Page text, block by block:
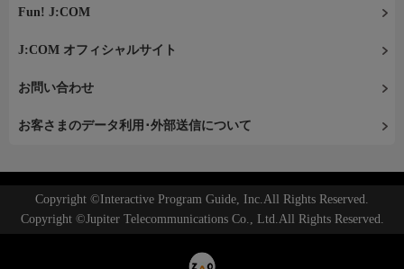
Fun! J:COM
J:COM オフィシャルサイト
お問い合わせ
お客さまのデータ利用･外部送信について
Copyright ©Interactive Program Guide, Inc.All Rights Reserved.
Copyright ©Jupiter Telecommunications Co., Ltd.All Rights Reserved.